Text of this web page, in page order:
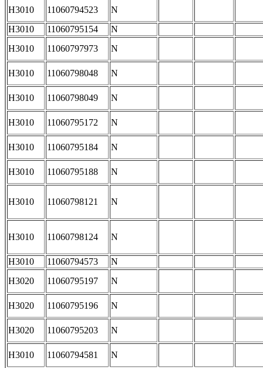
H3010
11060794523
N
H3010
11060795154
N
H3010
11060797973 N
H3010 11060798048 N
H3010 11060798049 N
H3010 11060795172 N
H3010 11060795184 N
H3010 11060795188 N
H3010 11060798121 N
H3010 11060798124 N
H3010 11060794573
N
H3020
11060795197 N
H3020 11060795196 N
H3020 11060795203 N
H3010 11060794581 N